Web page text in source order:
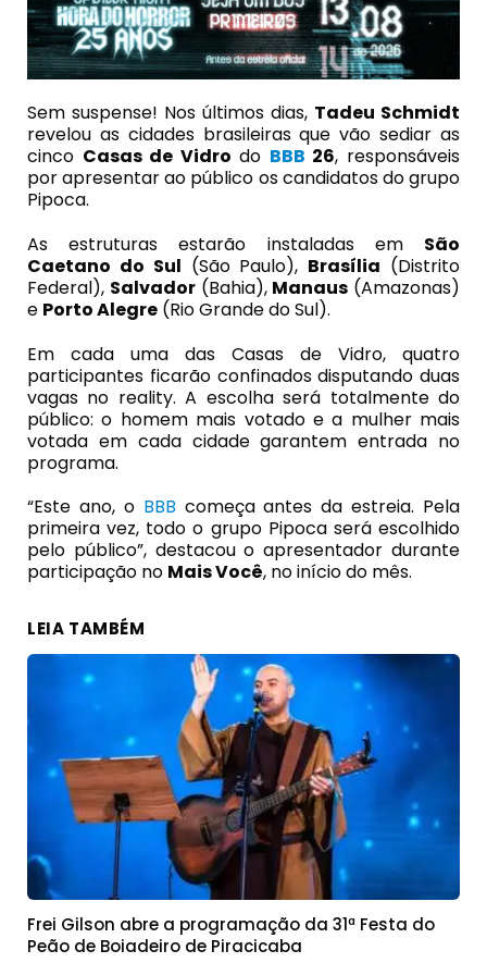
Sem suspense! Nos últimos dias, Tadeu Schmidt
revelou as cidades brasileiras que vão sediar as
cinco Casas de Vidro do BBB 26, responsáveis
por apresentar ao público os candidatos do grupo
Pipoca.
As estruturas estarão instaladas em São
Caetano do Sul (São Paulo), Brasília (Distrito
Federal), Salvador(Bahia), Manaus (Amazonas)
e Porto Alegre (Rio Grande do Sul).
Em cada uma das Casas de Vidro, quatro
participantes ficarão confinados disputando duas
vagas no reality. A escolha será totalmente do
público: o homem mais votado e a mulher mais
votada em cada cidade garantem entrada no
programa.
“Este ano, o BBB começa antes da estreia. Pela
primeira vez, todo o grupo Pipoca será escolhido
pelo público”, destacou o apresentador durante
participação no Mais Você, no início do mês.
LEIA TAMBÉM
Frei Gilson abre a programação da 31ª Festa do
Peão de Boiadeiro de Piracicaba